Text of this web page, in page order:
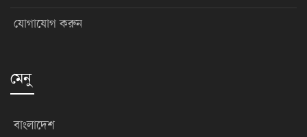
যোগাযোগ করুন
মেনু
বাংলাদেশ